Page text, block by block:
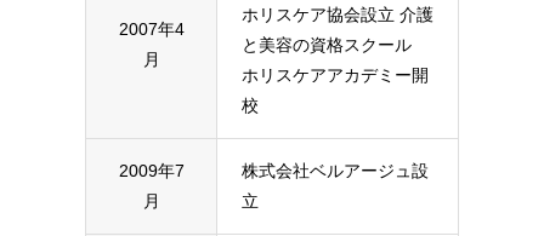
2007年4
月
ホリスケア協会設立 介護
と美容の資格スクール
ホリスケアアカデミー開
校
2009年7
月
株式会社ベルアージュ設
立